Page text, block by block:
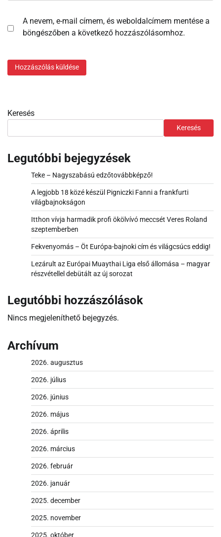
A nevem, e-mail címem, és weboldalcímem mentése a
böngészőben a következő hozzászólásomhoz.
Keresés
Keresés
Legutóbbi bejegyzések
Teke – Nagyszabású edzőtovábbképző!
A legjobb 18 közé készül Pigniczki Fanni a frankfurti
világbajnokságon
Itthon vívja harmadik profi ökölvívó meccsét Veres Roland
szeptemberben
Fekvenyomás – Öt Európa-bajnoki cím és világcsúcs eddig!
Lezárult az Európai Muaythai Liga első állomása – magyar
részvétellel debütált az új sorozat
Legutóbbi hozzászólások
Nincs megjeleníthető bejegyzés.
Archívum
2026. augusztus
2026. július
2026. június
2026. május
2026. április
2026. március
2026. február
2026. január
2025. december
2025. november
2025. október